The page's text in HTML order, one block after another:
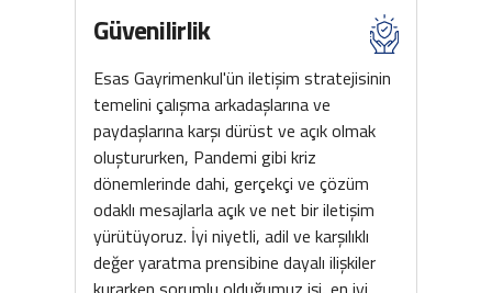
Güvenilirlik
Esas Gayrimenkul'ün iletişim stratejisinin
temelini çalışma arkadaşlarına ve
paydaşlarına karşı dürüst ve açık olmak
oluştururken, Pandemi gibi kriz
dönemlerinde dahi, gerçekçi ve çözüm
odaklı mesajlarla açık ve net bir iletişim
yürütüyoruz. İyi niyetli, adil ve karşılıklı
değer yaratma prensibine dayalı ilişkiler